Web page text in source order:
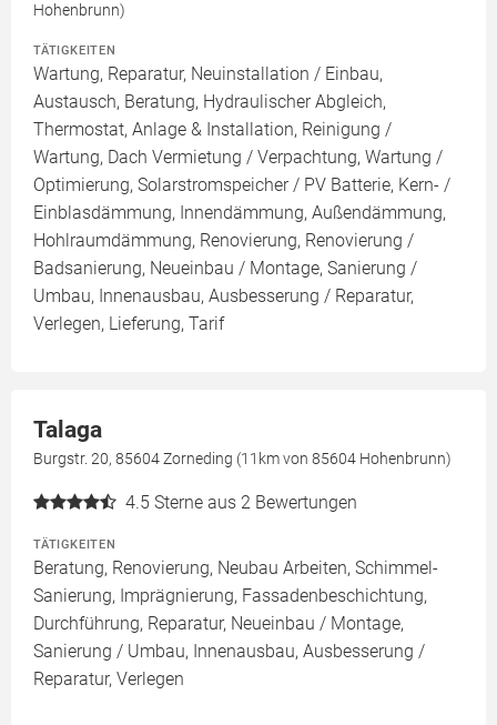
Hohenbrunn)
TÄTIGKEITEN
Wartung, Reparatur, Neuinstallation / Einbau,
Austausch, Beratung, Hydraulischer Abgleich,
Thermostat, Anlage & Installation, Reinigung /
Wartung, Dach Vermietung / Verpachtung, Wartung /
Optimierung, Solarstromspeicher / PV Batterie, Kern- /
Einblasdämmung, Innendämmung, Außendämmung,
Hohlraumdämmung, Renovierung, Renovierung /
Badsanierung, Neueinbau / Montage, Sanierung /
Umbau, Innenausbau, Ausbesserung / Reparatur,
Verlegen, Lieferung, Tarif
Talaga
Burgstr. 20, 85604 Zorneding (11km von 85604 Hohenbrunn)
4.5 Sterne aus 2 Bewertungen
TÄTIGKEITEN
Beratung, Renovierung, Neubau Arbeiten, Schimmel-
Sanierung, Imprägnierung, Fassadenbeschichtung,
Durchführung, Reparatur, Neueinbau / Montage,
Sanierung / Umbau, Innenausbau, Ausbesserung /
Reparatur, Verlegen